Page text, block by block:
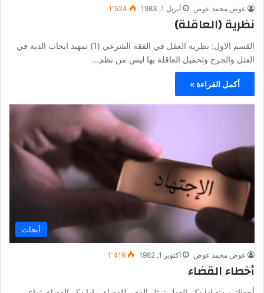
عوض محمد عوض أبريل 1, 1983 1٬524
نظرية (العاقلة)
القسم الاول: نظرية العقل في الفقه الشرعي (1) تمهيد ايجاب الدية في
القتل والجرح وتحميل العاقلة بها ليس من نظم…
أكمل القراءة »
أبحاث
عوض محمد عوض أكتوبر 1, 1982 1٬419
أخطاء القضاء